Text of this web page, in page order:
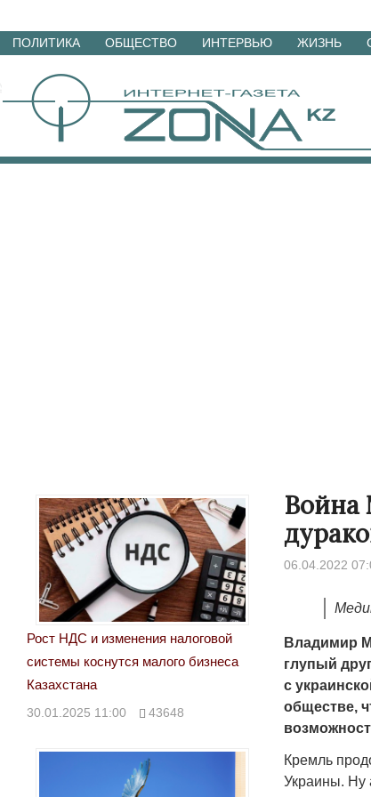
Перейти
материалам
ПОЛИТИКА ОБЩЕСТВО ИНТЕРВЬЮ ЖИЗНЬ
Война
06.04.2022
Владимир
глупый
с
обществе,
Кремль
Украины. Ну
Рост НДС и изменения налоговой
системы коснутся малого бизнеса
Казахстана
30.01.2025 11:00 43648
Народ выбрал свет
17.10.2024 17:00 29972
Странная
Дарига не ждёт
Авиакомпании
30.10.2024 14:00